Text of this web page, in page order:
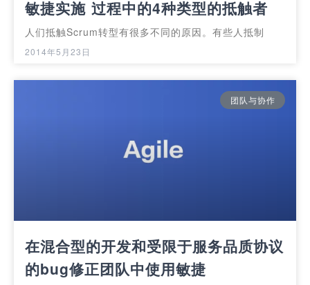
敏捷实施 过程中的4种类型的抵触者
人们抵触Scrum转型有很多不同的原因。有些人抵制
2014年5月23日
团队与协作
在混合型的开发和受限于服务品质协议
的bug修正团队中使用敏捷